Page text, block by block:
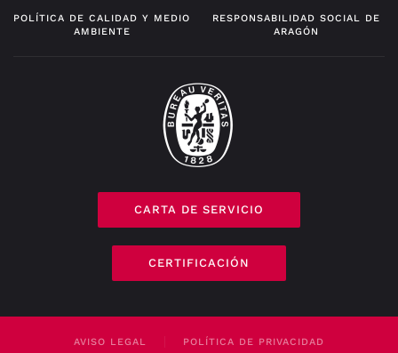
POLÍTICA DE CALIDAD Y MEDIO
AMBIENTE
RESPONSABILIDAD SOCIAL DE
ARAGÓN
CARTA DE SERVICIO
CERTIFICACIÓN
AVISO LEGAL POLÍTICA DE PRIVACIDAD